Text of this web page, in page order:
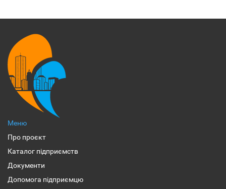
Меню
Про проєкт
Каталог підприємств
Документи
Допомога підприємцю